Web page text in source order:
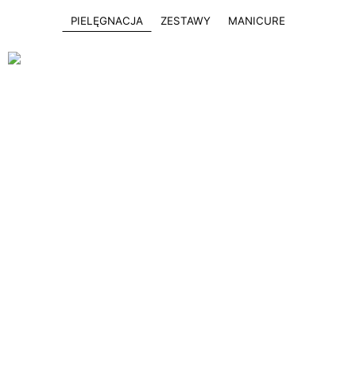
PIELĘGNACJA ZESTAWY MANICURE